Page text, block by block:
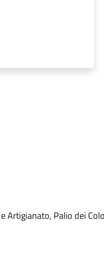
Artigianato, Palio dei